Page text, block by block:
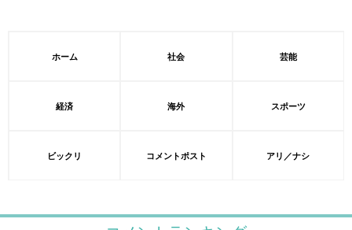
ホーム 社会 芸能
経済 海外 スポーツ
ビックリ コメントポスト アリ／ナシ